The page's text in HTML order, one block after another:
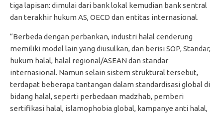
tiga lapisan: dimulai dari bank lokal kemudian bank sentral
dan terakhir hukum AS, OECD dan entitas internasional.
“Berbeda dengan perbankan, industri halal cenderung
memiliki model lain yang diusulkan, dan berisi SOP, Standar,
hukum halal, halal regional/ASEAN dan standar
internasional. Namun selain sistem struktural tersebut,
terdapat beberapa tantangan dalam standardisasi global di
bidang halal, seperti perbedaan madzhab, pemberi
sertifikasi halal, islamophobia global, kampanye anti halal,